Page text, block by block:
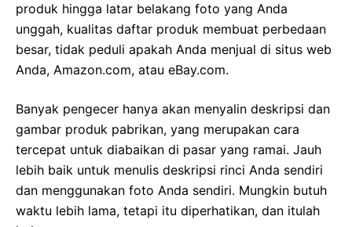
produk hingga latar belakang foto yang Anda
unggah, kualitas daftar produk membuat perbedaan
besar, tidak peduli apakah Anda menjual di situs web
Anda, Amazon.com, atau eBay.com.
Banyak pengecer hanya akan menyalin deskripsi dan
gambar produk pabrikan, yang merupakan cara
tercepat untuk diabaikan di pasar yang ramai. Jauh
lebih baik untuk menulis deskripsi rinci Anda sendiri
dan menggunakan foto Anda sendiri. Mungkin butuh
waktu lebih lama, tetapi itu diperhatikan, dan itulah